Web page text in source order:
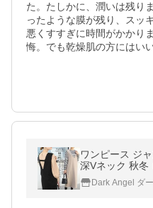
た。たしかに、潤いは残り
ったような膜が残り、スッ
悪くすすぎに時間がかかり
悔。でも乾燥肌の方にはい
ワンピース ジ
深Vネック 秋冬
スリット入り
ド Dark Angel ダ